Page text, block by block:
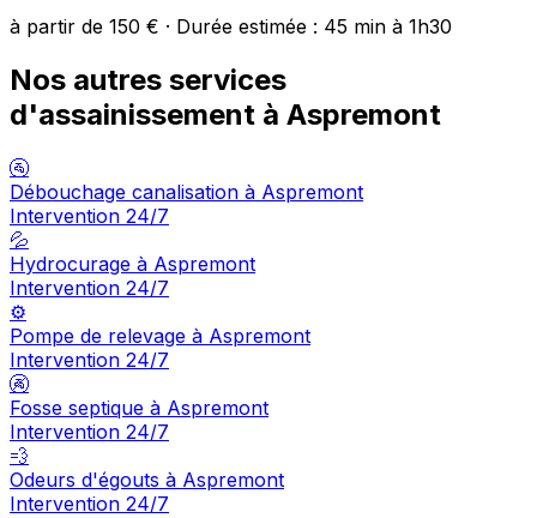
à partir de 150 € · Durée estimée : 45 min à 1h30
Nos autres services
d'assainissement à Aspremont
🚰
Débouchage canalisation à Aspremont
Intervention 24/7
💦
Hydrocurage à Aspremont
Intervention 24/7
⚙️
Pompe de relevage à Aspremont
Intervention 24/7
🚱
Fosse septique à Aspremont
Intervention 24/7
💨
Odeurs d'égouts à Aspremont
Intervention 24/7